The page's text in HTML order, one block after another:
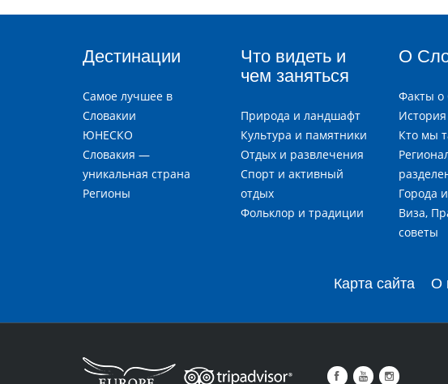
Дестинации
Самое лучшее в
Словакии
ЮНЕСКО
Словакия —
уникальная страна
Регионы
Что видеть и
чем заняться
Природа и ландшафт
Культура и памятники
Отдых и развлечения
Спорт и активный
отдых
Фольклор и традиции
О
Факты о
История
Кто мы
Города
Виза,
советы
Карта сайта О